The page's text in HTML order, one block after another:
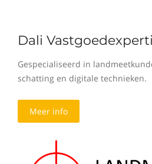
Dali
Gespecialiseerd in
schatting en digitale technieken.
Meer info